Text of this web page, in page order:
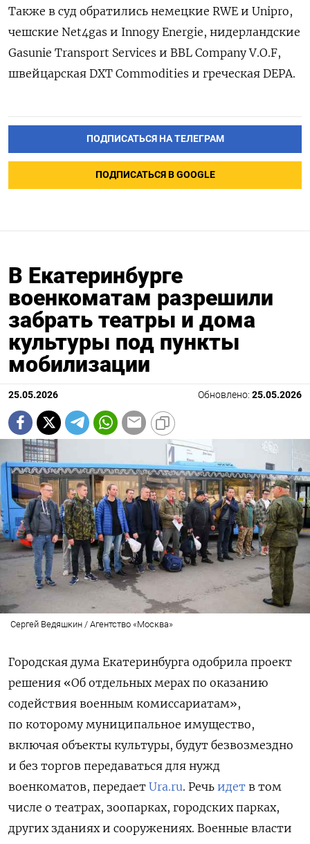
Также в суд обратились немецкие RWE и Unipro,
чешские Net4gas и Innogy Energie, нидерландские
Gasunie Transport Services и BBL Company V.O.F,
швейцарская DXT Commodities и греческая DEPA.
ПОДПИСАТЬСЯ НА ТЕЛЕГРАМ
ПОДПИСАТЬСЯ В GOOGLE
В Екатеринбурге
военкоматам разрешили
забрать театры и дома
культуры под пункты
мобилизации
25.05.2026 Обновлено: 25.05.2026
Сергей Ведяшкин / Агентство «Москва»
Городская дума Екатеринбурга одобрила проект
решения «Об отдельных мерах по оказанию
содействия военным комиссариатам»,
по которому муниципальное имущество,
включая объекты культуры, будут безвозмездно
и без торгов передаваться для нужд
военкоматов, передает Ura.ru. Речь идет в том
числе о театрах, зоопарках, городских парках,
других зданиях и сооружениях. Военные власти